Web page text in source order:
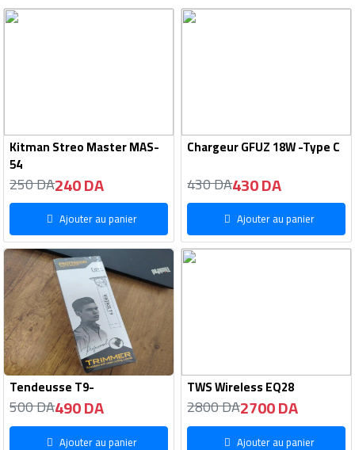
Kitman Streo Master MAS-
54
250 DA240 DA
Ajouter au panier
Chargeur GFUZ 18W -Type C
430 DA430 DA
Ajouter au panier
Tendeusse T9-
500 DA490 DA
Ajouter au panier
TWS Wireless EQ28
2800 DA2700 DA
Ajouter au panier